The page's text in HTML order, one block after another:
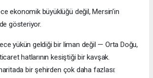
ekonomik büyüklüğü değil, Mersin’in
gösteriyor.
yükün geldiği bir liman değil — Orta Doğu,
hatlarının kesiştiği bir kavşak.
bir şehirden çok daha fazlası: